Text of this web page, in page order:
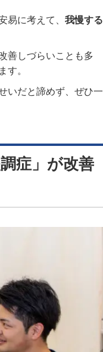
易に考えて、 我慢する
善しづらいことも多
す。
いだと諦めず、ぜひ一
症」が改善